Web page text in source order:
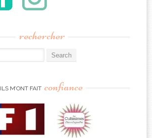
rechercher
ILS M’ONT FAIT confiance